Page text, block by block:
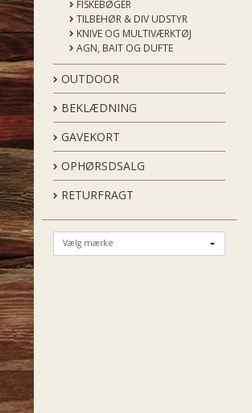
FISKEBØGER
TILBEHØR & DIV UDSTYR
KNIVE OG MULTIVÆRKTØJ
AGN, BAIT OG DUFTE
OUTDOOR
BEKLÆDNING
GAVEKORT
OPHØRSDSALG
RETURFRAGT